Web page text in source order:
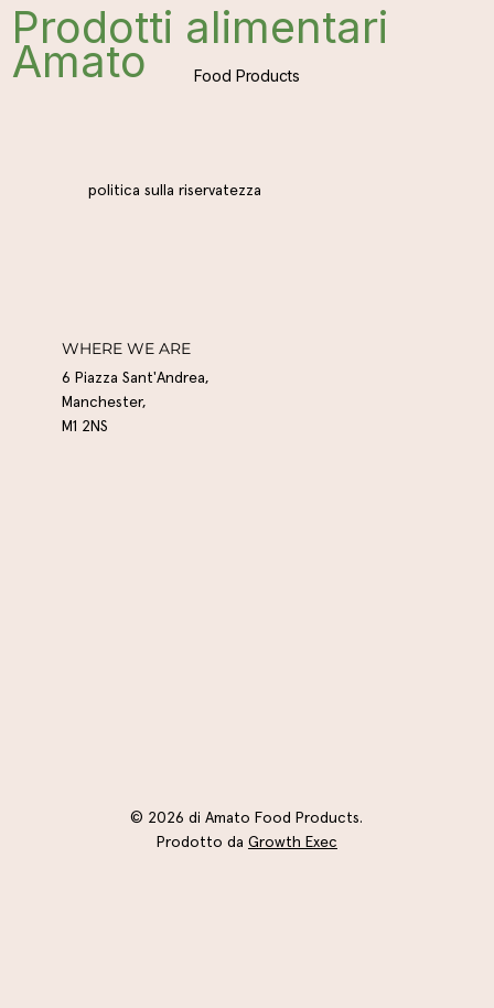
© 2026 di Amato Food Products.
Prodotto da Growth Exec
politica sulla riservatezza
WHERE WE ARE
6 Piazza Sant'Andrea,
Manchester,
M1 2NS
Prodotti alimentari
Amato Food Products